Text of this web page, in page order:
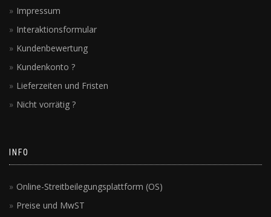
Impressum
Interaktionsformular
Kundenbewertung
Kundenkonto ?
Lieferzeiten und Fristen
Nicht vorrätig ?
INFO
Online-Streitbeilegungsplattform (OS)
Preise und MwST